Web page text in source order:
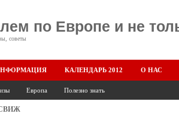
по Европе и не
советы
КАЛЕНДАРЬ 2012 О НАС
Европа Полезно знать